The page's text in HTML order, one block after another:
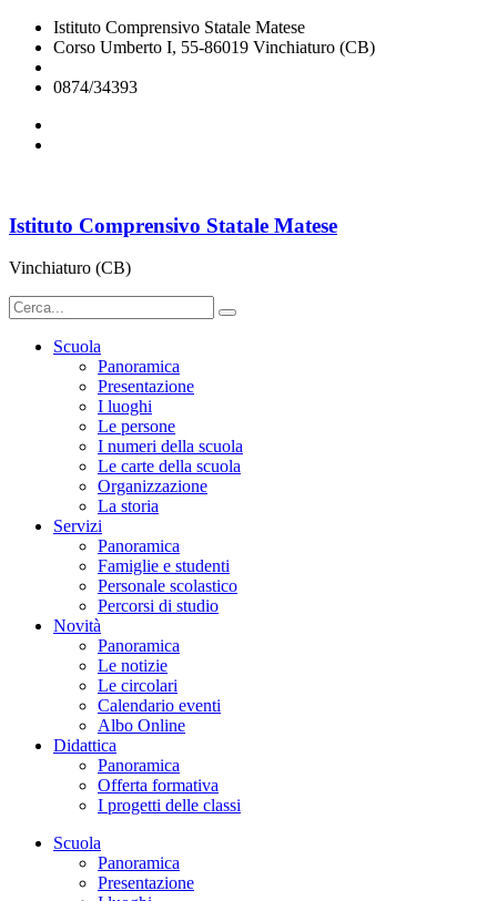
Istituto Comprensivo Statale Matese
Corso Umberto I, 55-86019 Vinchiaturo (CB)
0874/34393
Istituto Comprensivo Statale Matese
Vinchiaturo (CB)
Scuola
Panoramica
Presentazione
I luoghi
Le persone
I numeri della scuola
Le carte della scuola
Organizzazione
La storia
Servizi
Panoramica
Famiglie e studenti
Personale scolastico
Percorsi di studio
Novità
Panoramica
Le notizie
Le circolari
Calendario eventi
Albo Online
Didattica
Panoramica
Offerta formativa
I progetti delle classi
Scuola
Panoramica
Presentazione